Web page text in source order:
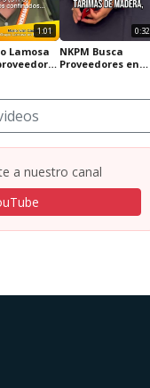
1:01
Lamosa
de
0:32
NKPM Busca
Proveedores en
a nuestro canal